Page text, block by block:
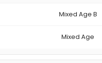
Mixed Age B
Mixed Age